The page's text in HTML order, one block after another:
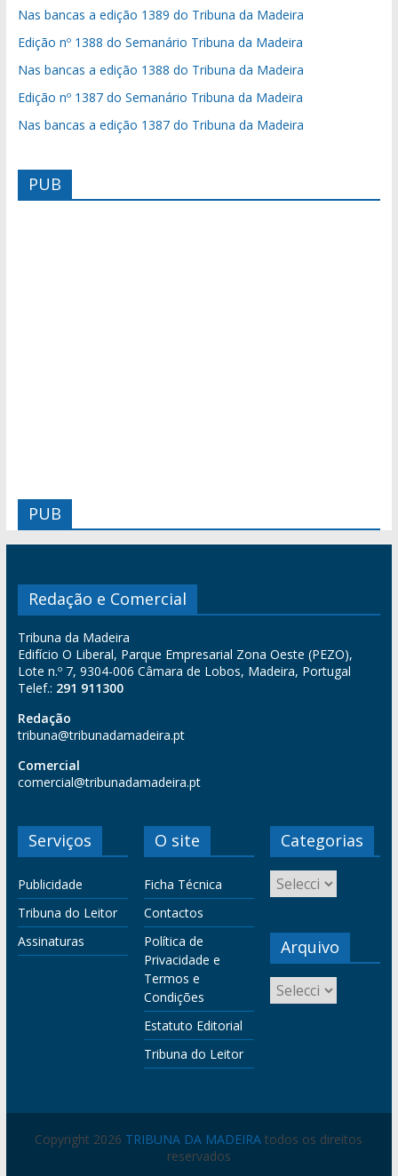
Nas bancas a edição 1389 do Tribuna da Madeira
Edição nº 1388 do Semanário Tribuna da Madeira
Nas bancas a edição 1388 do Tribuna da Madeira
Edição nº 1387 do Semanário Tribuna da Madeira
Nas bancas a edição 1387 do Tribuna da Madeira
PUB
PUB
Redação e Comercial
Tribuna da Madeira
Edifício O Liberal, Parque Empresarial Zona Oeste (PEZO),
Lote n.º 7, 9304-006 Câmara de Lobos, Madeira, Portugal
Telef.: 291 911300
Redação
tribuna@tribunadamadeira.pt
Comercial
comercial@tribunadamadeira.pt
Serviços
Publicidade
Tribuna do Leitor
Assinaturas
O site
Ficha Técnica
Contactos
Política de
Privacidade e
Termos e
Condições
Estatuto Editorial
Tribuna do Leitor
Categorias
Arquivo
Copyright 2026 TRIBUNA DA MADEIRA todos os direitos
reservados